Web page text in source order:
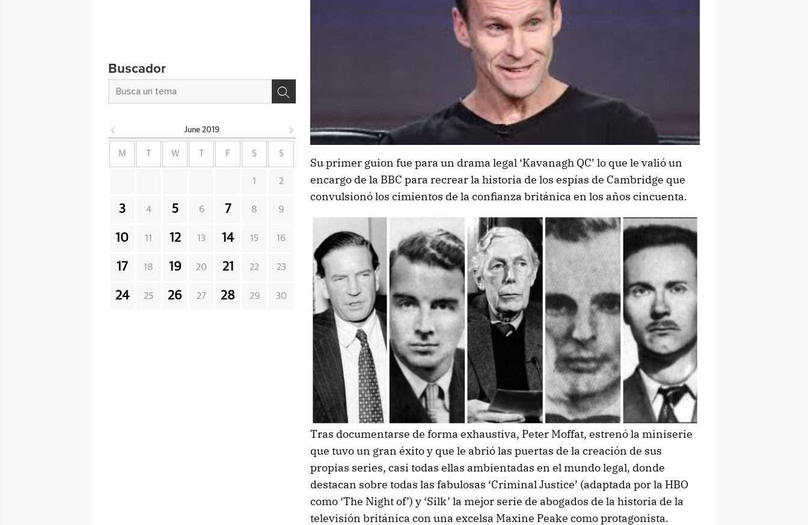
Su primer guion fue para un drama legal ‘Kavanagh QC’ lo que le valió un
encargo de la BBC para recrear la historia de los espías de Cambridge que
convulsionó los cimientos de la confianza británica en los años cincuenta.
Tras documentarse de forma exhaustiva, Peter Moffat, estrenó la miniserie
que tuvo un gran éxito y que le abrió las puertas de la creación de sus
propias series, casi todas ellas ambientadas en el mundo legal, donde
destacan sobre todas las fabulosas ‘Criminal Justice’ (adaptada por la HBO
como ‘The Night of’) y ‘Silk’ la mejor serie de abogados de la historia de la
televisión británica con una excelsa Maxine Peake como protagonista.
Buscador
June 2019
M W F S S
1 2
3 4 5 6 7 8 9
10 11 12 13 14 15 16
17 18 19 20 21 22 23
24 25 26 27 28 29 30